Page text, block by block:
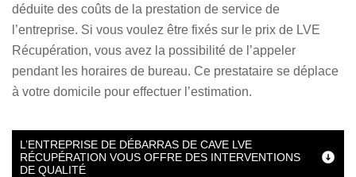
déduite des coûts de la prestation de service de
l’entreprise. Si vous voulez être fixés sur le prix de LVE
Récupération, vous avez la possibilité de l’appeler
pendant les horaires de bureau. Ce prestataire se déplace
à votre domicile pour effectuer l’estimation.
L’ENTREPRISE DE DÉBARRAS DE CAVE LVE
RÉCUPÉRATION VOUS OFFRE DES INTERVENTIONS
DE QUALITÉ